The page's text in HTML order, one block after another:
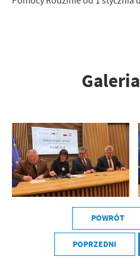
POWRÓT
POPRZEDNI